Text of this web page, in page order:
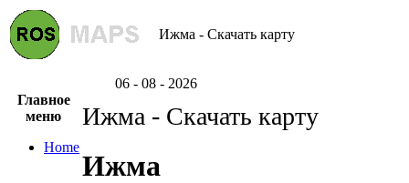
Ижма - Скачать карту
06 - 08 - 2026
Главное
меню
Home
Ижма - Скачать карту
Ижма